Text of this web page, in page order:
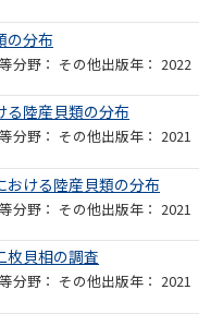
の分布
その他 2022
る陸産貝類の分布
その他 2021
おける陸産貝類の分布
その他 2021
枚貝相の調査
その他 2021